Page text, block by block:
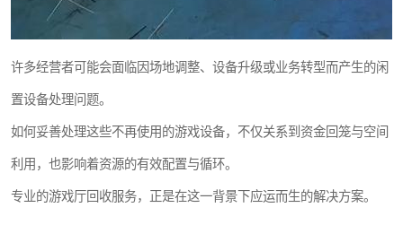
许多经营者可能会面临因场地调整、设备升级或业务转型而产生的闲
置设备处理问题。
如何妥善处理这些不再使用的游戏设备，不仅关系到资金回笼与空间
利用，也影响着资源的有效配置与循环。
专业的游戏厅回收服务，正是在这一背景下应运而生的解决方案。